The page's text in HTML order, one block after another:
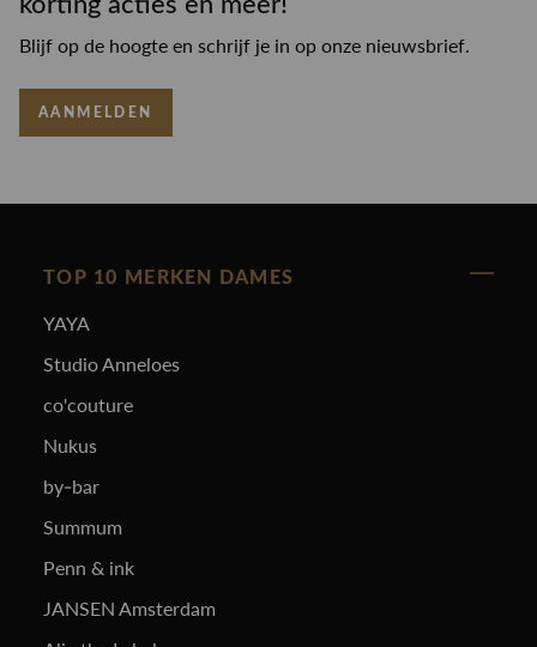
korting acties en meer!
Blijf op de hoogte en schrijf je in op onze nieuwsbrief.
AANMELDEN
TOP 10 MERKEN DAMES
YAYA
Studio Anneloes
co'couture
Nukus
by-bar
Summum
Penn & ink
JANSEN Amsterdam